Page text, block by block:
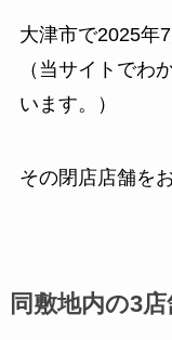
大津市で2025年
（当サイトでわ
います。）
その閉店店舗を
同敷地内の3